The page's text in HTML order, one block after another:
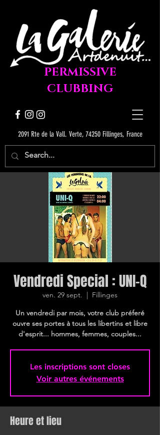
2091 Rte de la Vall. Verte, 74250 Fillinges, France
PERMISSIVE
CLUBBING
Vendredi Special : UNI-Q
ven. 29 sept.
  |
Fillinges
Un vendredi par mois, votre club préferé
ouvre ses portes à tous les libertins et libre
d'esprit... hommes, femmes, couples...
Les inscriptions sont closes
Voir autres événements
Heure et lieu